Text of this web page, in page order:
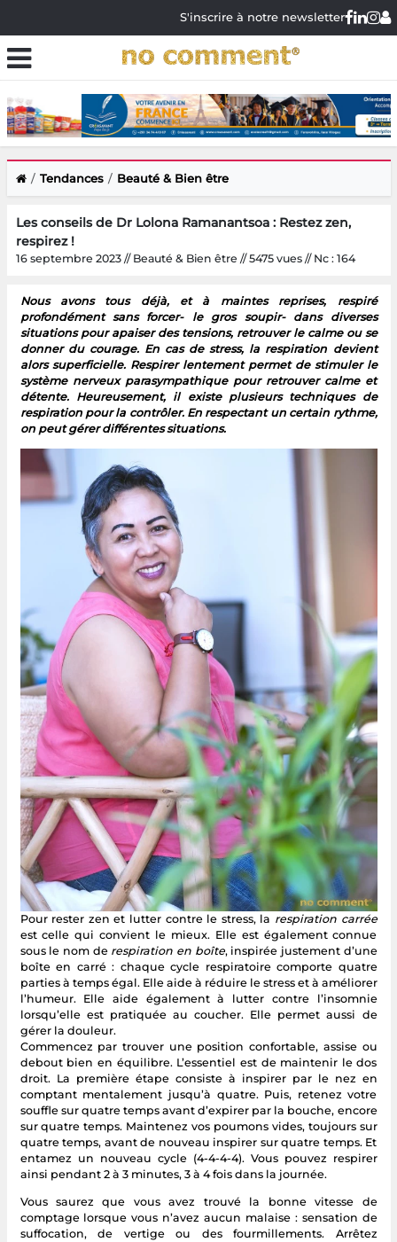
S'inscrire à notre newsletter
Tendances Beauté & Bien être
Les conseils de Dr Lolona Ramanantsoa : Restez zen,
respirez !
16 septembre 2023 // Beauté & Bien être // 5475 vues // Nc : 164
Nous avons tous déjà, et à maintes reprises, respiré
profondément sans forcer- le gros soupir- dans diverses
situations pour apaiser des tensions, retrouver le calme ou se
donner du courage. En cas de stress, la respiration devient
alors superficielle. Respirer lentement permet de stimuler le
système nerveux parasympathique pour retrouver calme et
détente. Heureusement, il existe plusieurs techniques de
respiration pour la contrôler. En respectant un certain rythme,
on peut gérer différentes situations.
Pour rester zen et lutter contre le stress, la respiration carrée
est celle qui convient le mieux. Elle est également connue
sous le nom de respiration en boîte, inspirée justement d’une
boîte en carré : chaque cycle respiratoire comporte quatre
parties à temps égal. Elle aide à réduire le stress et à améliorer
l’humeur. Elle aide également à lutter contre l’insomnie
lorsqu’elle est pratiquée au coucher. Elle permet aussi de
gérer la douleur.
Commencez par trouver une position confortable, assise ou
debout bien en équilibre. L’essentiel est de maintenir le dos
droit. La première étape consiste à inspirer par le nez en
comptant mentalement jusqu’à quatre. Puis, retenez votre
souffle sur quatre temps avant d’expirer par la bouche, encore
sur quatre temps. Maintenez vos poumons vides, toujours sur
quatre temps, avant de nouveau inspirer sur quatre temps. Et
entamez un nouveau cycle (4-4-4-4). Vous pouvez respirer
ainsi pendant 2 à 3 minutes, 3 à 4 fois dans la journée.
Vous saurez que vous avez trouvé la bonne vitesse de
comptage lorsque vous n’avez aucun malaise : sensation de
suffocation, de vertige ou des fourmillements. Arrêtez